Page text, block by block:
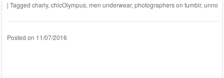
| Tagged charly, chicOlympus, men underwear, photographers on tumblr, unno
Posted on 11/07/2016